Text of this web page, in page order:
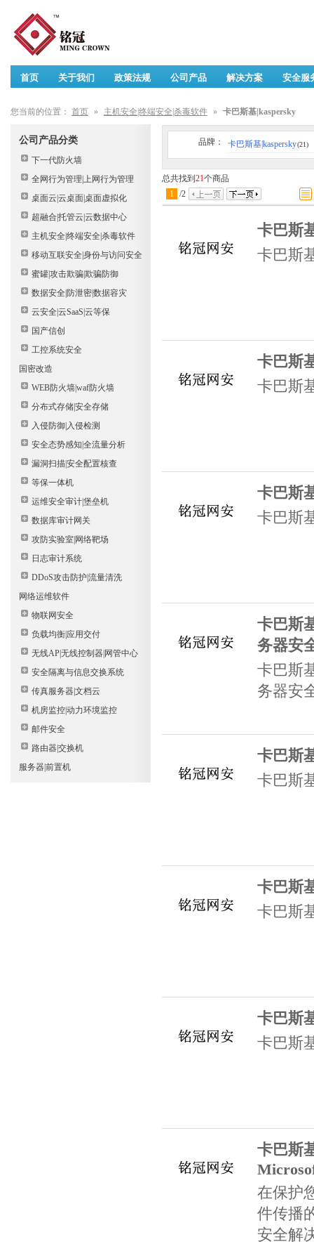
首页 关于我们 政策法规 公司产品 解决方案 安全服
您当前的位置： 首页 » 主机安全|终端安全|杀毒软件 » 卡巴斯基|kaspersky
公司产品分类
下一代防火墙
全网行为管理|上网行为管理
桌面云|云桌面|桌面虚拟化
超融合|托管云|云数据中心
主机安全|终端安全|杀毒软件
移动互联安全|身份与访问安全
蜜罐|攻击欺骗|欺骗防御
数据安全|防泄密|数据容灾
云安全|云SaaS|云等保
国产信创
工控系统安全
国密改造
WEB防火墙|waf防火墙
分布式存储|安全存储
入侵防御|入侵检测
安全态势感知|全流量分析
漏洞扫描|安全配置核查
等保一体机
运维安全审计|堡垒机
数据库审计网关
攻防实验室|网络靶场
日志审计系统
DDoS攻击防护|流量清洗
网络运维软件
物联网安全
负载均衡|应用交付
无线AP|无线控制器|网管中心
安全隔离与信息交换系统
传真服务器|文档云
机房监控|动力环境监控
邮件安全
路由器|交换机
服务器|前置机
品牌： 卡巴斯基|kaspersky(21)
总共找到 21个商品
1 /2
卡巴斯
卡巴斯
卡巴斯
卡巴斯
卡巴斯
卡巴斯
卡巴斯
务器安
卡巴斯
务器安
卡巴斯
卡巴斯
卡巴斯
卡巴斯
卡巴斯
卡巴斯
卡巴斯
在保护
件传播
安全解